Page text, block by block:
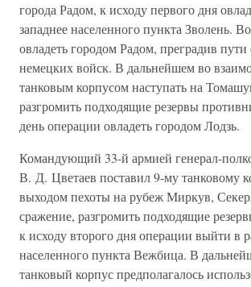
города Радом, к исходу первого дня
западнее населенного пункта Зволень.
овладеть городом Радом, преградив пути
немецких войск. В дальнейшем во
танковым корпусом наступать на
разгромить подходящие резервы
день операции овладеть городом Лодзь.
Командующий 33-й армией генерал-
В. Д. Цветаев поставил 9-му танковому
выходом пехоты на рубеж Миркув,
сражение, разгромить подходящие
к исходу второго дня операции выйти в
населенного пункта Вежбица. В
танковый корпус предполагалось